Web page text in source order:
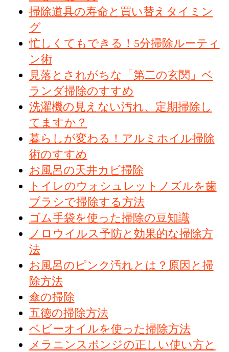
掃除道具の寿命と買い替えタイミン
グ
忙しくてもできる！5分掃除ルーティ
ン術
見落とされがちな「第二の玄関」ベ
ランダ掃除のすすめ
洗濯機の見えない汚れ、定期掃除し
てますか？
暮らしが変わる！アルミホイル掃除
術のすすめ
お風呂の天井カビ掃除
トイレのウォシュレットノズルを歯
ブラシで掃除する方法
ゴム手袋を使った掃除の豆知識
ノロウイルス予防と効果的な掃除方
法
お風呂のピンク汚れとは？原因と掃
除方法
傘の掃除
五徳の掃除方法
ベビーオイルを使った掃除方法
メラニンスポンジの正しい使い方と